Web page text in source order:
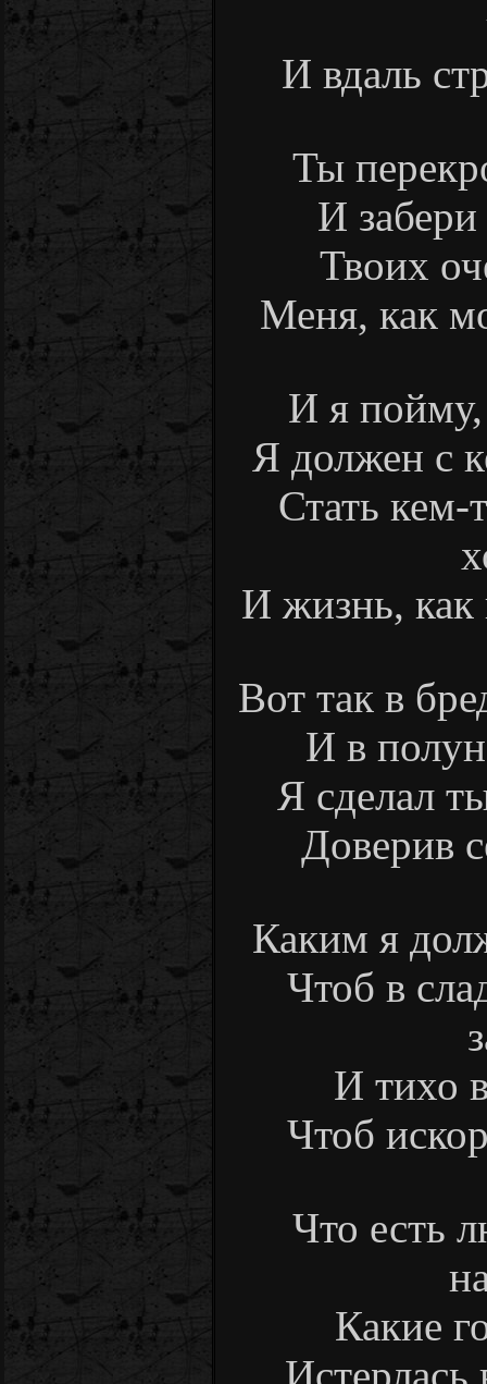
И вдаль
Ты
И
Твоих
Меня, как
И я
Я должен с
Стать
И жизнь, как
Вот так в
И в
Я сделал
Доверив
Каким я
Чтоб в
И тихо
Чтоб
Что есть
Какие